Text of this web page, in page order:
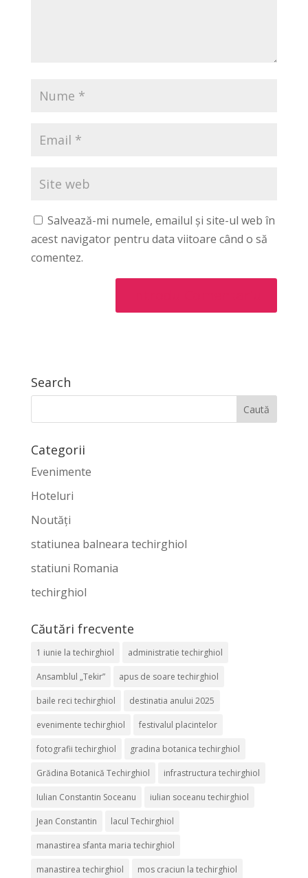
Salvează-mi numele, emailul și site-ul web în
acest navigator pentru data viitoare când o să
comentez.
Search
Categorii
Evenimente
Hoteluri
Noutăți
statiunea balneara techirghiol
statiuni Romania
techirghiol
Căutări frecvente
1 iunie la techirghiol administratie techirghiol
Ansamblul „Tekir” apus de soare techirghiol
baile reci techirghiol destinatia anului 2025
evenimente techirghiol festivalul placintelor
fotografii techirghiol gradina botanica techirghiol
Grădina Botanică Techirghiol infrastructura techirghiol
Iulian Constantin Soceanu iulian soceanu techirghiol
Jean Constantin lacul Techirghiol
manastirea sfanta maria techirghiol
manastirea techirghiol mos craciun la techirghiol